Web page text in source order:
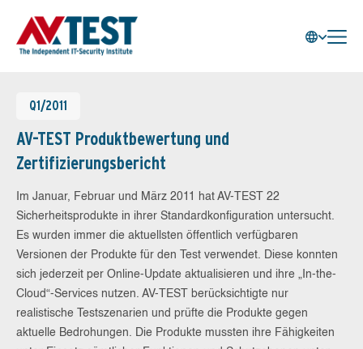
Q1/2011
AV-TEST Produktbewertung und
Zertifizierungsbericht
Im Januar, Februar und März 2011 hat AV-TEST 22
Sicherheitsprodukte in ihrer Standardkonfiguration untersucht.
Es wurden immer die aktuellsten öffentlich verfügbaren
Versionen der Produkte für den Test verwendet. Diese konnten
sich jederzeit per Online-Update aktualisieren und ihre „In-the-
Cloud“-Services nutzen. AV-TEST berücksichtigte nur
realistische Testszenarien und prüfte die Produkte gegen
aktuelle Bedrohungen. Die Produkte mussten ihre Fähigkeiten